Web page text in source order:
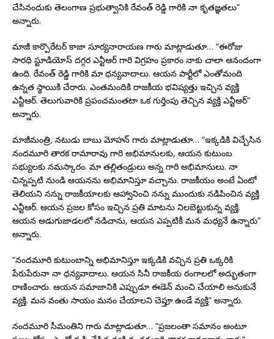
చేసినందుకు తెలంగాణ ప్రభుత్వానికి రేవంత్ రెడ్డి గారికి నా కృతజ్ఞతలు”
అన్నారు.
మాజీ కార్పొరేటర్ కాజా సూర్యనారాయణ గారు మాట్లాడుతూ… “ఈరోజు
సారధి స్టూడియోస్ దగ్గర ఎన్టీఆర్ గారి విగ్రహం ప్రకారం నాకు చాలా ఆనందంగా
ఉంది. రేవంత్ రెడ్డి గారికి మా ధన్యవాదాలు. ఆయన పార్టీలో ఎంతోమంది
ఉన్నత స్థాయికి చేరారు. ఎంతమందికి రాజకీయ భవిష్యత్తు ఇచ్చిన వ్యక్తి
ఎన్టీఆర్. తెలుగువారికి ప్రపంచమంతటా ఒక గుర్తింపు తెచ్చిన వ్యక్తి ఎన్టీఆర్”
అన్నారు.
మాజీమంత్రి, నటుడు బాబు మోహన్ గారు మాట్లాడుతూ… “ఇక్కడికి విచ్చేసిన
నందమూరి తారక రామారావు గారి అభిమానులకు, ఆయన కుటుంబ
సభ్యులకు నమస్కారం. మా తల్లితండ్రులు అన్న గారి అభిమానులు. నా
చిన్నప్పటి నుండి ఆయనను అభిమానిస్తూ వచ్చాను. రాజకీయం అంటే ఏంటో
తెలియని నన్ను రాజకీయాలకు ఆహ్వానించి నన్ను ముందుకు నడిపించిన వ్యక్తి
ఎన్టీఆర్. ఆయన ప్రజల కోసం ఇచ్చిన ప్రతి మాటను నిలబెట్టుకున్న వ్యక్తి.
ఆయన అడుగుజాడలలో నడిచాను, ఆయన ఎప్పటికీ మన మధ్యనే ఉన్నారు”
అన్నారు.
“నందమూరి కుటుంబాన్ని అభిమానిస్తూ ఇక్కడికి వచ్చిన ప్రతి ఒక్కరికి
పేరుపేరునా నా ధన్యవాదాలు. ఆయన సినీ రాజకీయ రంగాలలో అద్భుతంగా
రాణించారు. ఆయన సమాజానికి ఎప్పుడూ ఈడెన్ మంచి చేయాలి అనుకునే
వ్యక్తి. మన వంతు సాయం మనం చేయాలని చెప్తూ ఉండే వ్యక్తి” అన్నారు.
నందమూరి సీమంతిని గారు మాట్లాడుతూ… “ప్రజలంతా సమానం అంటూ